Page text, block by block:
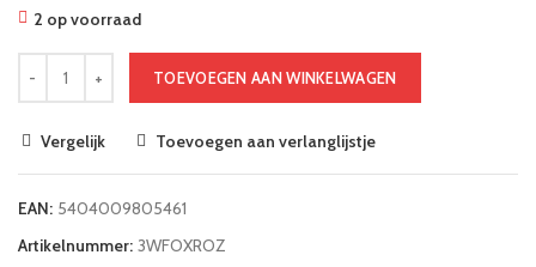
2 op voorraad
TOEVOEGEN AAN WINKELWAGEN
Vergelijk Toevoegen aan verlanglijstje
EAN: 5404009805461
Artikelnummer: 3WFOXROZ